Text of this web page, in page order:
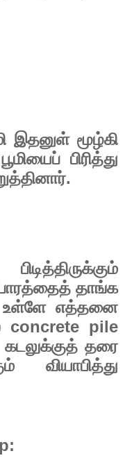
இதனுள் மூழ்கி
பூமியைப் பிரித்து
.
பிடித்திருக்கும்
தாங்க
உள்ளே எத்தனை
concrete pile
கடலுக்குத் தரை
வியாபித்து